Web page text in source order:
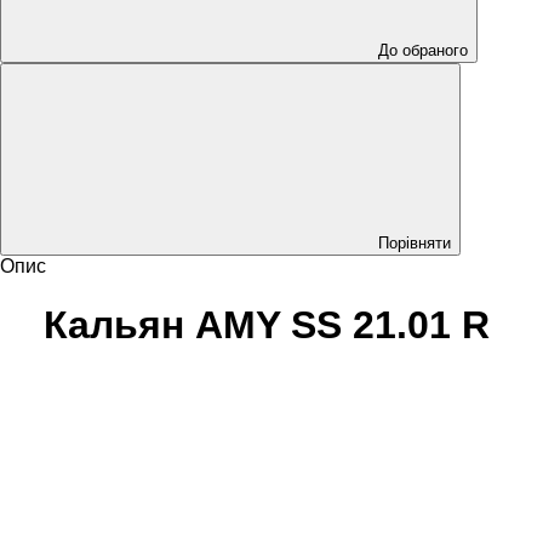
До обраного
Порівняти
Опис
Кальян AMY SS 21.01 R